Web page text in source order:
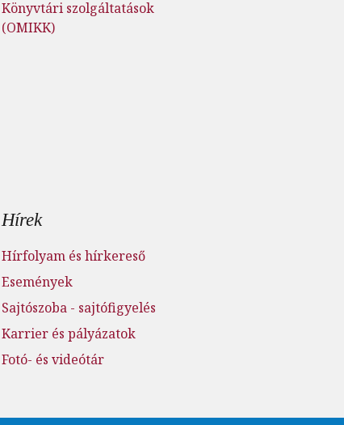
Könyvtári szolgáltatások
(OMIKK)
Hírek
Hírfolyam és hírkereső
Események
Sajtószoba - sajtófigyelés
Karrier és pályázatok
Fotó- és videótár